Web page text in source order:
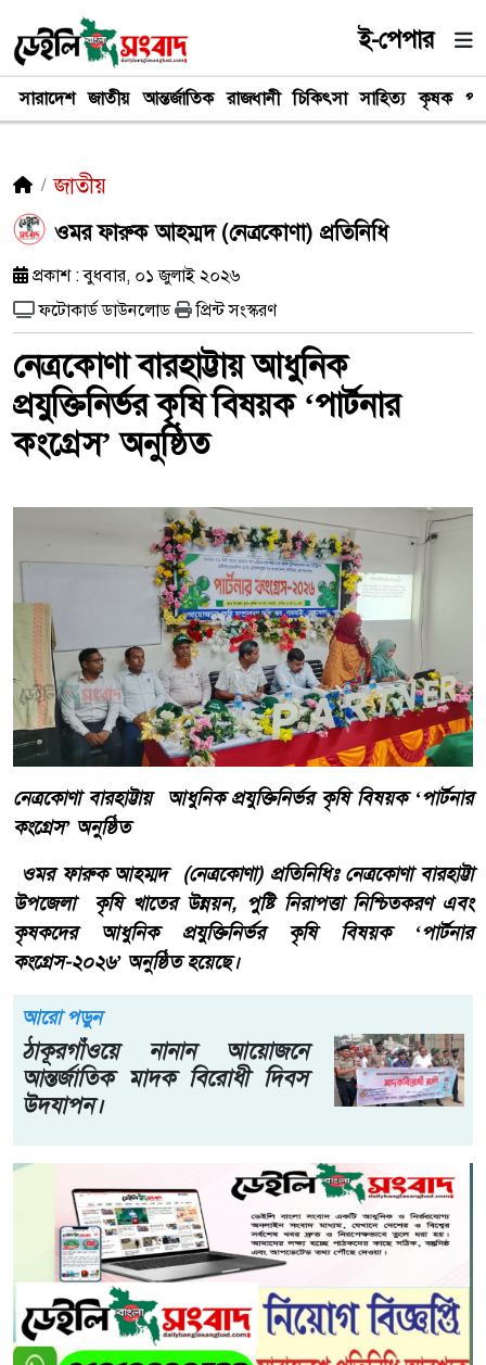
ই-পেপার
সারাদেশ জাতীয় আন্তর্জাতিক রাজধানী চিকিৎসা সাহিত্য কৃষক
জাতীয়
ওমর ফারুক আহম্মদ (নেত্রকোণা) প্রতিনিধি
প্রকাশ : বুধবার, ০১ জুলাই ২০২৬
ফটোকার্ড ডাউনলোড
প্রিন্ট সংস্করণ
নেত্রকোণা বারহাট্টায় আধুনিক
প্রযুক্তিনির্ভর কৃষি বিষয়ক ‘পার্টনার
কংগ্রেস’ অনুষ্ঠিত
নেত্রকোণা বারহাট্টায় আধুনিক প্রযুক্তিনির্ভর কৃষি বিষয়ক ‘পার্টনার
কংগ্রেস’ অনুষ্ঠিত
ওমর ফারুক আহম্মদ (নেত্রকোণা) প্রতিনিধিঃ নেত্রকোণা বারহাট্টা
উপজেলা কৃষি খাতের উন্নয়ন, পুষ্টি নিরাপত্তা নিশ্চিতকরণ এবং
কৃষকদের আধুনিক প্রযুক্তিনির্ভর কৃষি বিষয়ক ‘পার্টনার
কংগ্রেস-২০২৬’ অনুষ্ঠিত হয়েছে।
আরো পড়ুন
ঠাকূরগাঁওয়ে নানান আয়োজনে
আন্তর্জাতিক মাদক বিরোধী দিবস
উদযাপন।